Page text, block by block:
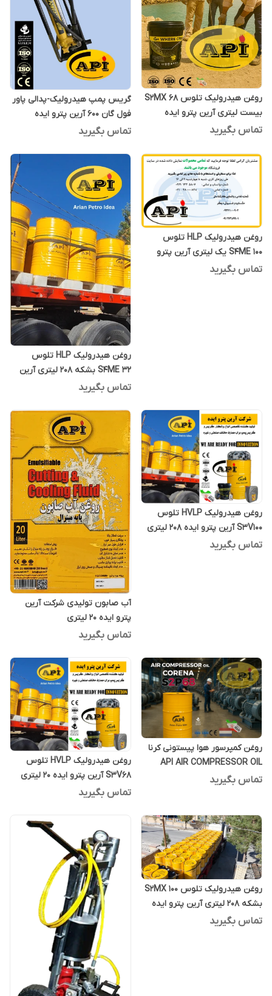
روغن هیدرولیک تلوس S2MX 68
بیست لیتری آرین پترو ایده
تماس بگیرید
گریس پمپ هیدرولیک-پدالی پاور
فول گان 600 آرین پترو ایده
تماس بگیرید
روغن هیدرولیک HLP تلوس
S4ME 100 یک لیتری آرین پترو
ایده
تماس بگیرید
روغن هیدرولیک HLP تلوس
S4ME 32 بشکه 208 لیتری آرین
پترو ایده
تماس بگیرید
روغن هیدرولیک HVLP تلوس
S3V100 آرین پترو ایده 208 لیتری
تماس بگیرید
آب صابون تولیدی شرکت آرین
پترو ایده 20 لیتری
تماس بگیرید
روغن کمپرسور هوا پیستونی کرنا
API AIR COMPRESSOR OIL
CORENA S2P68 بشکه 208 لیتری
تماس بگیرید
روغن هیدرولیک HVLP تلوس
S3V68 آرین پترو ایده 20 لیتری
تماس بگیرید
روغن هیدرولیک تلوس S2MX 100
بشکه 208 لیتری آرین پترو ایده
تماس بگیرید